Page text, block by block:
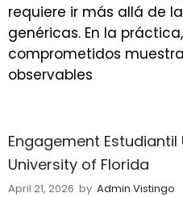
requiere ir más allá de
genéricas. En la
comprometidos
observables
Engagement Estudiantil
University of Florida
April 21, 2026 by Admin Vistingo